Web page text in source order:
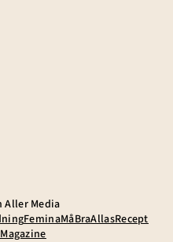
Media
FeminaMåBraAllasRecept